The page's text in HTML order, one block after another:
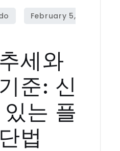
세와
준: 신
는 플
법